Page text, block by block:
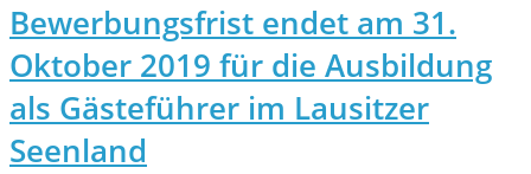
Bewerbungsfrist endet am 31.
Oktober 2019 für die Ausbildung
als Gästeführer im Lausitzer
Seenland